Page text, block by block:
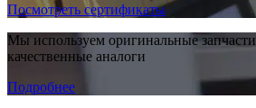
Посмотреть сертификаты
Мы используем оригинальные
качественные аналоги
Подробнее